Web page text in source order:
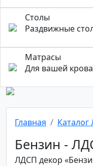
Столы
Раздвижные
Матрасы
Для вашей
Главная
Бензин -
ЛДСП декор